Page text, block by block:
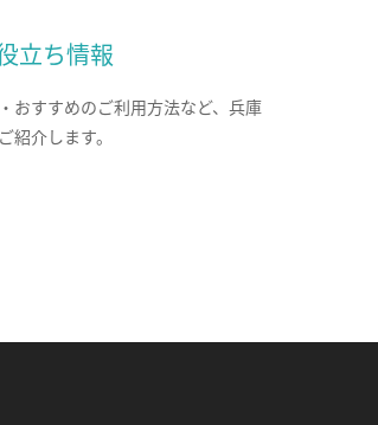
立ち情報
おすすめのご利用方法など、兵庫
紹介します。